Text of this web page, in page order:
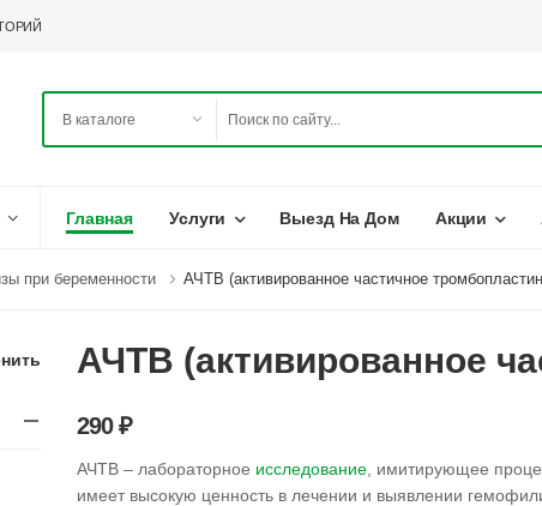
Главная Услуги Выезд На Дом Акции
при беременности АЧТВ (активированное частичное
АЧТВ (активированное
290 ₽
АЧТВ – лабораторное исследование , имитирующее
имеет высокую ценность в лечении и выявлении